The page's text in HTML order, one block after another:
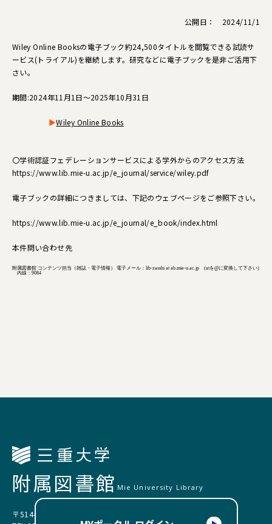
公開日： 2024/11/1
Wiley Online Booksの電子ブック約24,500タイトルを閲覧できる試読サ
ービス(トライアル)を継続します。研究などに電子ブックを是非ご活用下
さい。
期間:2024年11月1日～2025年10月31日
▶Wiley Online Books
〇学術認証フェデレーションサービスによる学外からのアクセス方法
https://www.lib.mie-u.ac.jp/e_journal/service/wiley.pdf
電子ブックの詳細につきましては、下記のウェブページをご参照下さい。
https://www.lib.mie-u.ac.jp/e_journal/e_book/index.html
本件問い合わせ先
附属図書館 コンテンツ担当（雑誌・電子情報） 電子メール：lib-zasshi at ab.mie-u.ac.jp (atを@に変換して下さい)
内線：9084
附属図書館 Mie University Library
〒514-8507 三重県津市栗真町屋町1577